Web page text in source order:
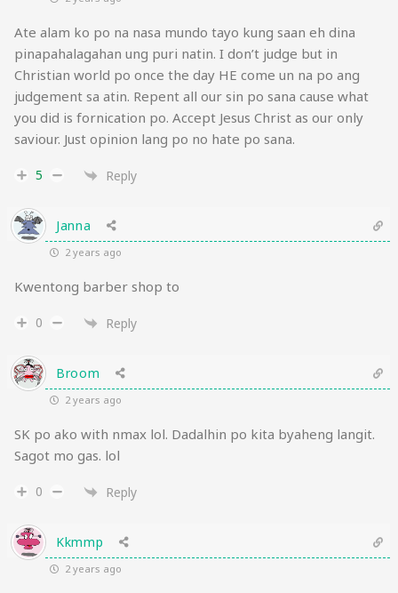
Ate alam ko po na nasa mundo tayo kung saan eh dina
pinapahalagahan ung puri natin. I don’t judge but in
Christian world po once the day HE come un na po ang
judgement sa atin. Repent all our sin po sana cause what
you did is fornication po. Accept Jesus Christ as our only
saviour. Just opinion lang po no hate po sana.
5 Reply
Janna
2 years ago
Kwentong barber shop to
0 Reply
Broom
2 years ago
SK po ako with nmax lol. Dadalhin po kita byaheng langit.
Sagot mo gas. lol
0 Reply
Kkmmp
2 years ago